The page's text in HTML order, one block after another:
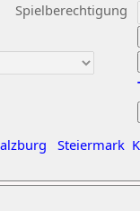
Spielberechtigung
Steiermark